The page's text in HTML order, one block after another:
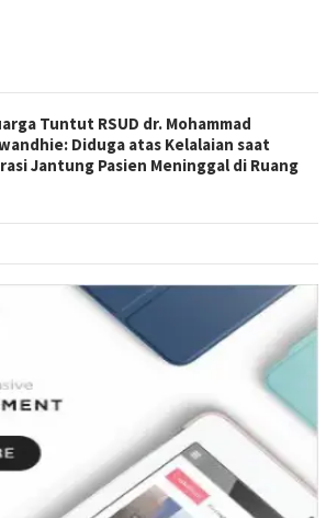
Tuntut RSUD dr. Mohammad
Diduga atas Kelalaian saat
Jantung Pasien Meninggal di Ruang